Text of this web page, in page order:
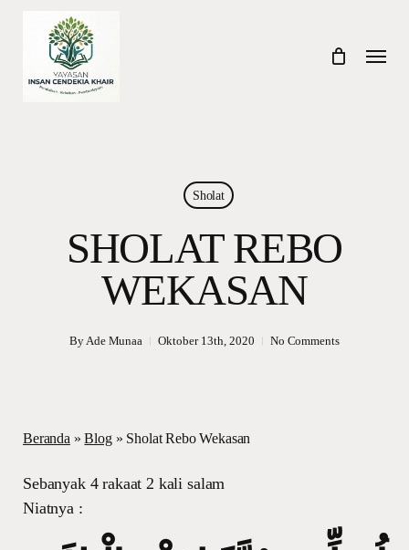
content
Menu
Sholat
SHOLAT REBO
WEKASAN
ByAde Munaa Oktober 13th, 2020 No Comments
Beranda »Blog» Sholat Rebo Wekasan
Sebanyak 4 rakaat 2 kali salam
Niatnya :